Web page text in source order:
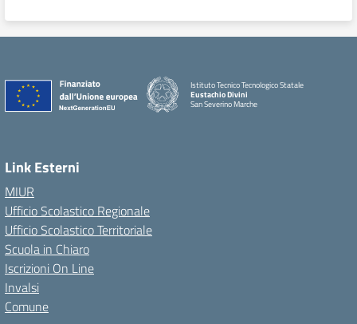
Istituto Tecnico Tecnologico Statale
Eustachio Divini
San Severino Marche
Link Esterni
MIUR
Ufficio Scolastico Regionale
Ufficio Scolastico Territoriale
Scuola in Chiaro
Iscrizioni On Line
Invalsi
Comune